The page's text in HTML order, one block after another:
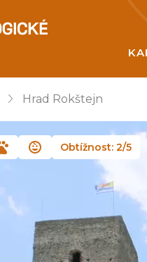
Hrad Rokštejn
Obtížnost: 2/5